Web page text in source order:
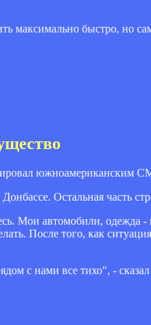
максимально быстро, но
южноамериканским
Остальная часть
Мои автомобили, одежда
После того, как
с нами все тихо", -